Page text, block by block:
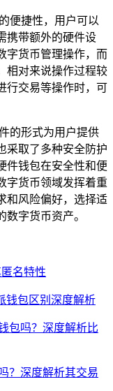
便捷性，用户可以
携带额外的硬件设
字货币管理操作，而
相对来说操作过程较
行交易等操作时，可
的形式为用户提供
采取了多种安全防护
件钱包在安全性和便
字货币领域发挥着重
和风险偏好，选择适
字货币资产。
名特性
钱包区别深度解析
包吗？深度解析比
？深度解析其交易